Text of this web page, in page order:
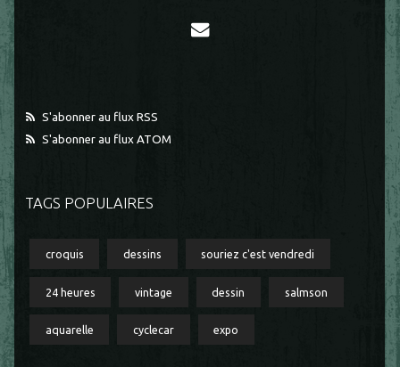
S'abonner au flux RSS
S'abonner au flux ATOM
TAGS POPULAIRES
croquis dessins souriez c'est vendredi
24 heures vintage dessin salmson
aquarelle cyclecar expo